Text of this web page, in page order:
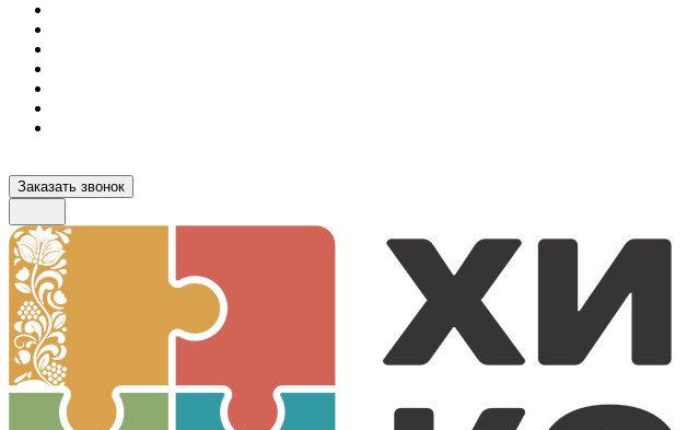
Заказать звонок